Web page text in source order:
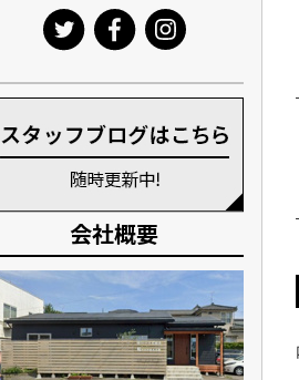
会社概要